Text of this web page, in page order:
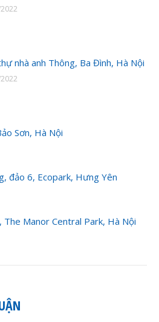
nhà anh Thông, Ba Đình, Hà Nội
Sơn, Hà Nội
đảo 6, Ecopark, Hưng Yên
The Manor Central Park, Hà Nội